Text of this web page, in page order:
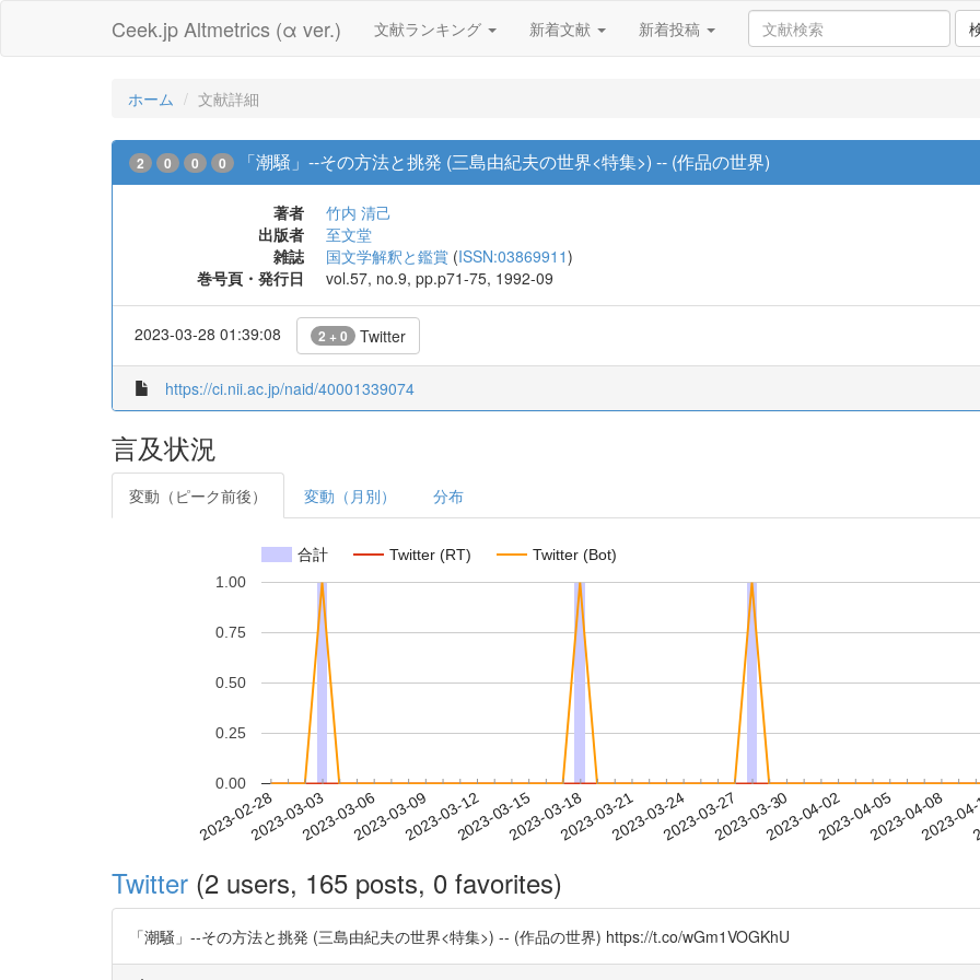
Ceek.jp Altmetrics (α ver.) 文献ランキング 新着文献 新着投稿
ホーム 文献詳細
2 0 0 0 「潮騒」--その方法と挑発 (三島由紀夫の世界<特集>) -- (作品の世界)
著者
竹内 清己
出版者
至文堂
雑誌
国文学解釈と鑑賞 (ISSN:03869911)
巻号頁・発行日
vol.57, no.9, pp.p71-75, 1992-09
2023-03-28 01:39:08 2 + 0 Twitter
https://ci.nii.ac.jp/naid/40001339074
言及状況
変動（ピーク前後） 変動（月別） 分布
合計 Twitter (RT) Twitter (Bot)
2023-02-282023-03-032023-03-062023-03-092023-03-122023-03-152023-03-182023-03-212023-03-242023-03-272023-03-302023-04-022023-04-052023-04-08
2023-
0.00
0.25
0.50
0.75
1.00
Twitter (2 users, 165 posts, 0 favorites)
「潮騒」--その方法と挑発 (三島由紀夫の世界<特集>) -- (作品の世界) https://t.co/wGm1VOGKhU